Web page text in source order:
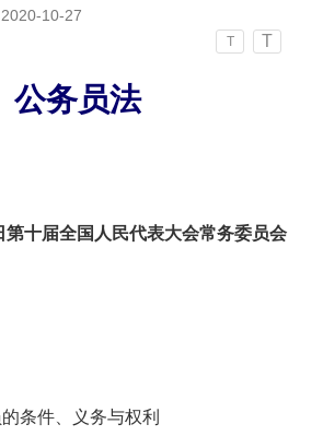
10-27
T T
公务员法
十届全国人民代表大会常务委员会
件、义务与权利